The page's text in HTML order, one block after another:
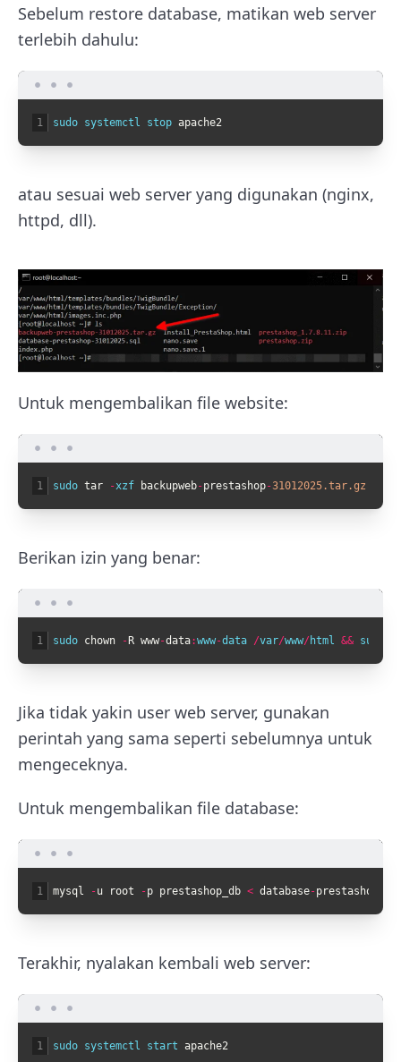
Sebelum restore database, matikan web server
terlebih dahulu:
1 sudo systemctl stop apache2
atau sesuai web server yang digunakan (nginx,
httpd, dll).
Untuk mengembalikan file website:
1 sudo tar -xzf backupweb-prestashop-31012025.tar.gz
Berikan izin yang benar:
1 sudo chown - R www-data:www-data /var/www/ html && sudo
Jika tidak yakin user web server, gunakan
perintah yang sama seperti sebelumnya untuk
mengeceknya.
Untuk mengembalikan file database:
1 mysql -u root -p prestashop_db < database-prestashop
Terakhir, nyalakan kembali web server:
1 sudo systemctl start apache2